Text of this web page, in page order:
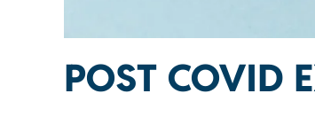
POST COVID